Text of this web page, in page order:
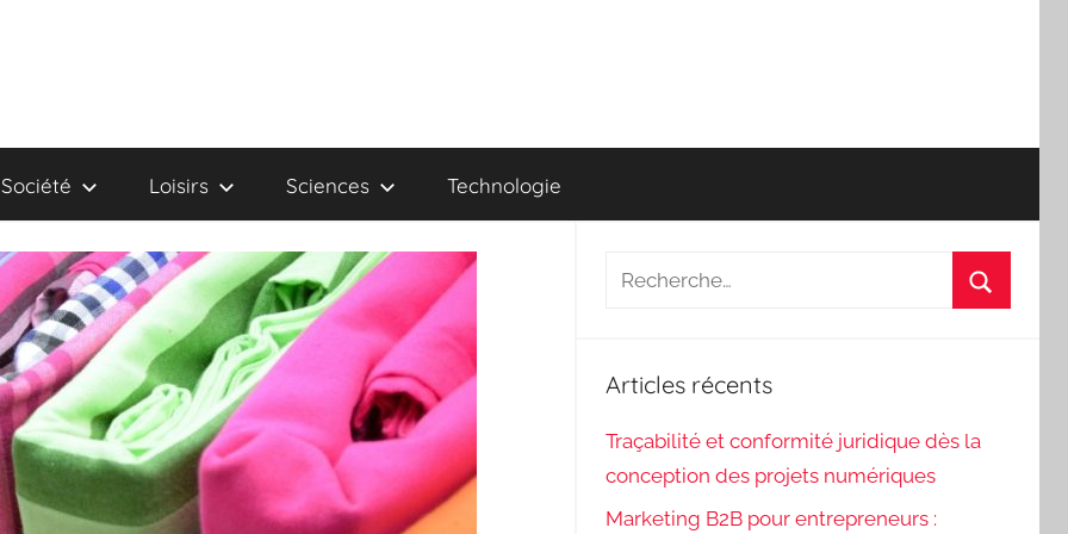
Société Loisirs Sciences Technologie
Recherche
Articles récents
Traçabilité et conformité juridique dès la
conception des projets numériques
Marketing B2B pour entrepreneurs :